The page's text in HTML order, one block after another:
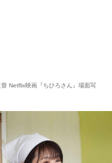
Netflix映画『ちひろさん』場面写